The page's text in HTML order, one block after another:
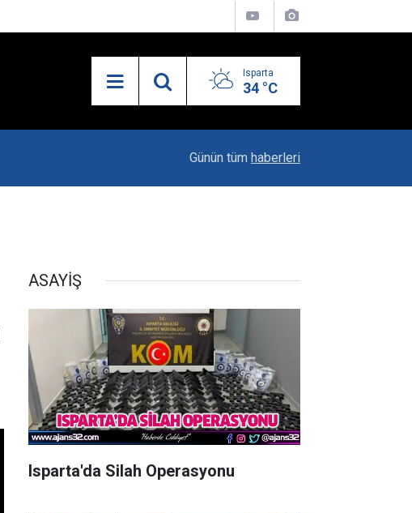
Isparta
34 °C
"Karacaören Özel Hükümleri Isparta
Günün tüm haberleri
ASAYİŞ
Isparta'da Silah Operasyonu